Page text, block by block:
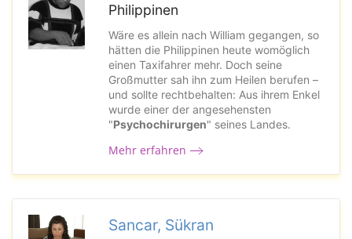
Philippinen
Wäre es allein nach William gegangen, so
hätten die Philippinen heute womöglich
einen Taxifahrer mehr. Doch seine
Großmutter sah ihn zum Heilen berufen –
und sollte rechtbehalten: Aus ihrem Enkel
wurde einer der angesehensten
"Psychochirurgen" seines Landes.
Mehr erfahren
Sancar, Sükran